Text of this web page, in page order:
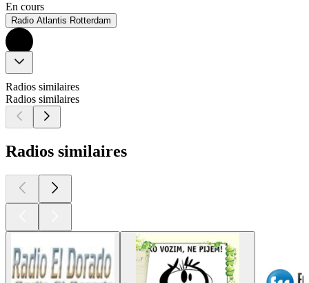
En cours
Radio Atlantis Rotterdam
Radios similaires
Radios similaires
Radios similaires